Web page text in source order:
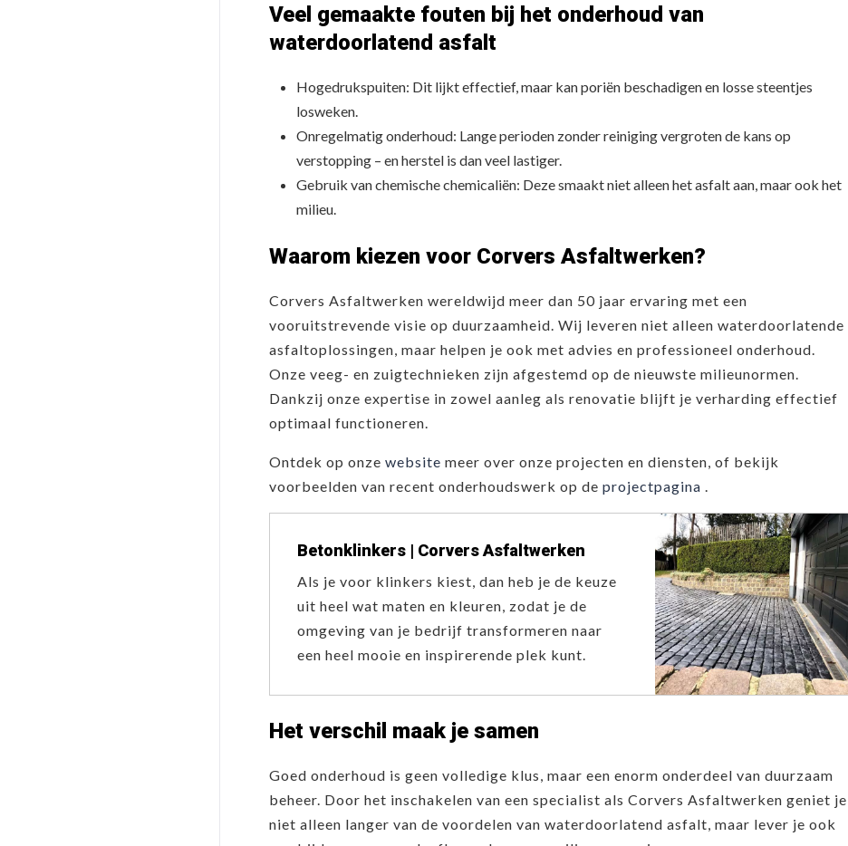
Veel gemaakte fouten bij het onderhoud van
waterdoorlatend asfalt
Hogedrukspuiten: Dit lijkt effectief, maar kan poriën beschadigen en losse steentjes
losweken.
Onregelmatig onderhoud: Lange perioden zonder reiniging vergroten de kans op
verstopping – en herstel is dan veel lastiger.
Gebruik van chemische chemicaliën: Deze smaakt niet alleen het asfalt aan, maar ook het
milieu.
Waarom kiezen voor Corvers Asfaltwerken?
Corvers Asfaltwerken wereldwijd meer dan 50 jaar ervaring met een
vooruitstrevende visie op duurzaamheid. Wij leveren niet alleen waterdoorlatende
asfaltoplossingen, maar helpen je ook met advies en professioneel onderhoud.
Onze veeg- en zuigtechnieken zijn afgestemd op de nieuwste milieunormen.
Dankzij onze expertise in zowel aanleg als renovatie blijft je verharding effectief
optimaal functioneren.
Ontdek op onze website meer over onze projecten en diensten, of bekijk
voorbeelden van recent onderhoudswerk op de projectpagina .
Betonklinkers | Corvers Asfaltwerken
Als je voor klinkers kiest, dan heb je de keuze
uit heel wat maten en kleuren, zodat je de
omgeving van je bedrijf transformeren naar
een heel mooie en inspirerende plek kunt.
Het verschil maak je samen
Goed onderhoud is geen volledige klus, maar een enorm onderdeel van duurzaam
beheer. Door het inschakelen van een specialist als Corvers Asfaltwerken geniet je
niet alleen langer van de voordelen van waterdoorlatend asfalt, maar lever je ook